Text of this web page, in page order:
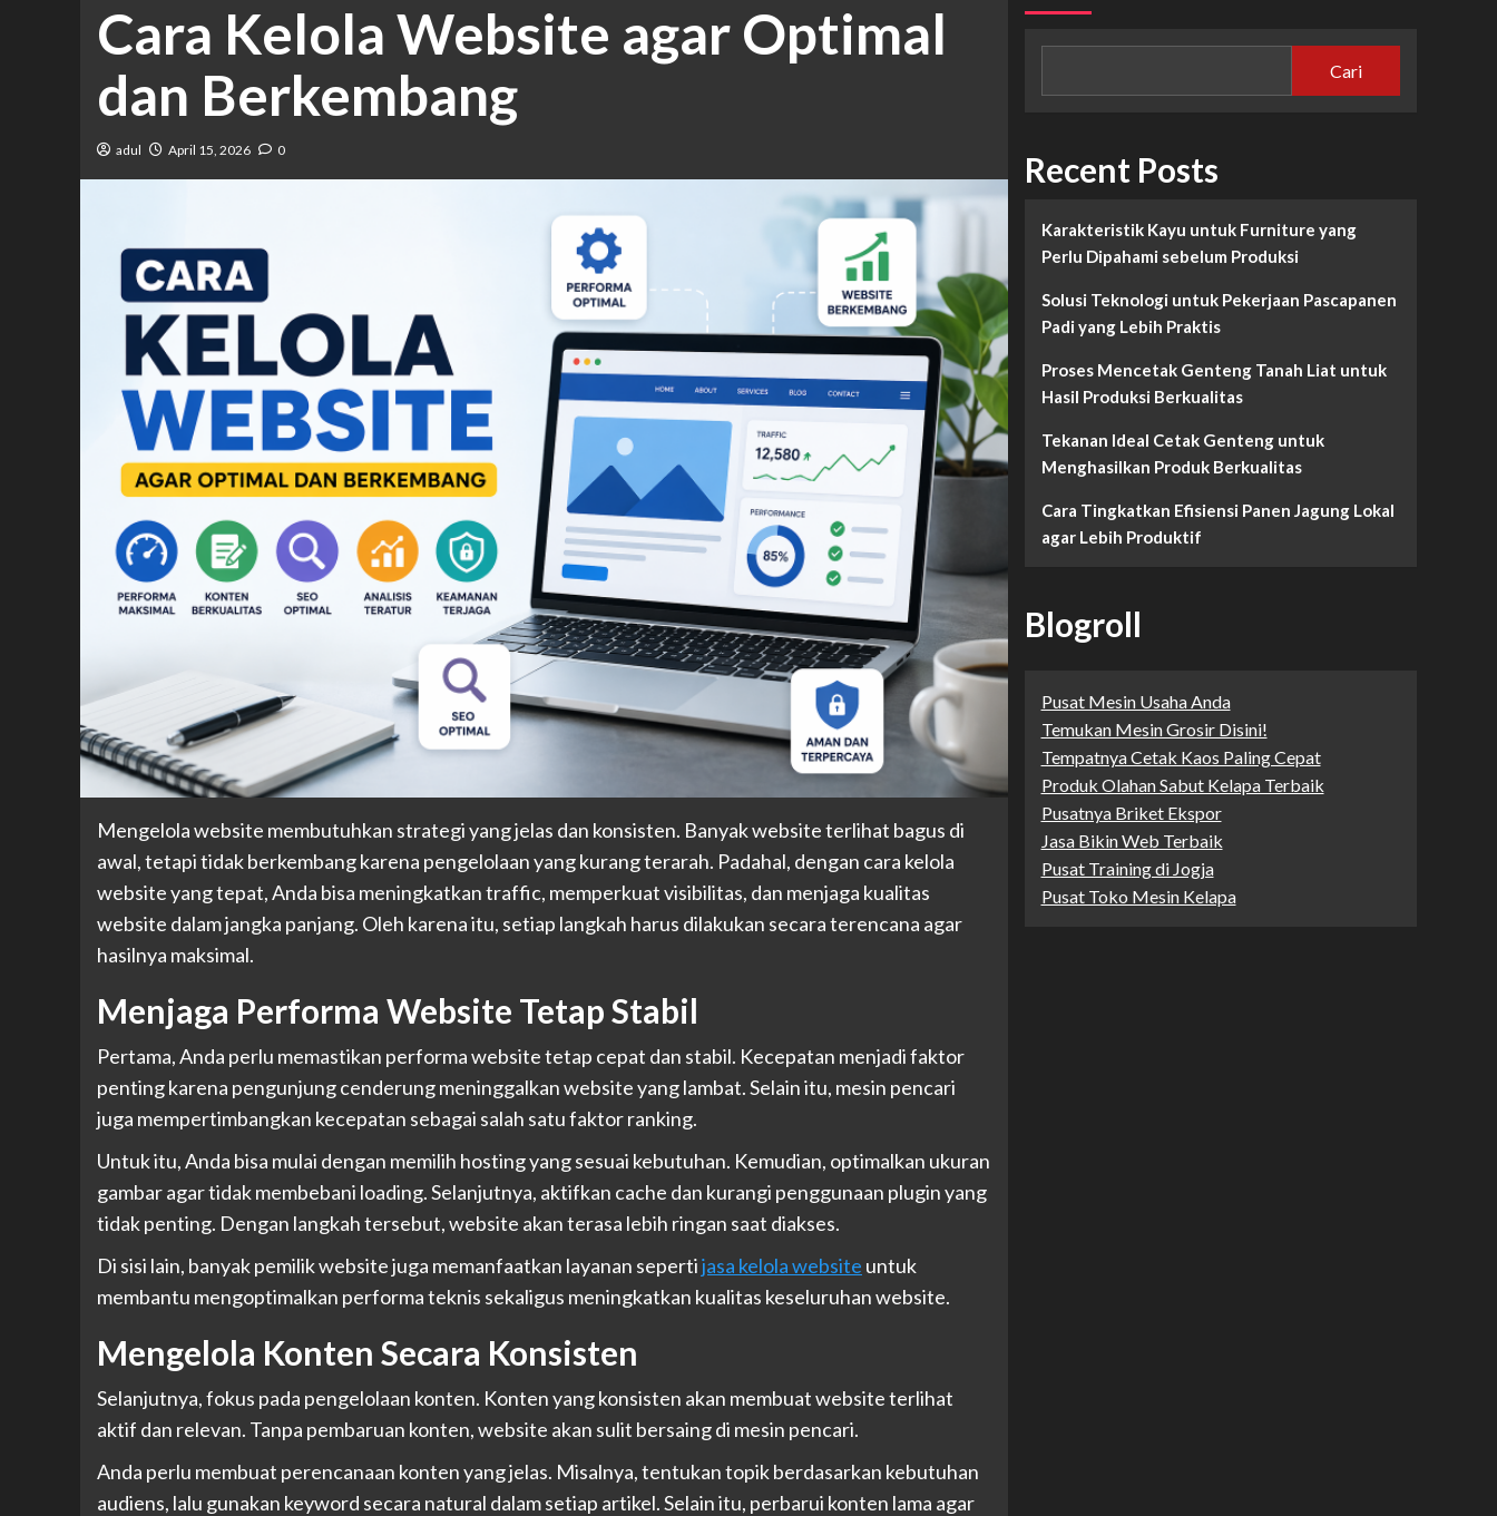
Cara Kelola Website agar Optimal
dan Berkembang
adul April 15, 2026 0
Mengelola website membutuhkan strategi yang jelas dan konsisten. Banyak website terlihat bagus di
awal, tetapi tidak berkembang karena pengelolaan yang kurang terarah. Padahal, dengan cara kelola
website yang tepat, Anda bisa meningkatkan traffic, memperkuat visibilitas, dan menjaga kualitas
website dalam jangka panjang. Oleh karena itu, setiap langkah harus dilakukan secara terencana agar
hasilnya maksimal.
Menjaga Performa Website Tetap Stabil
Pertama, Anda perlu memastikan performa website tetap cepat dan stabil. Kecepatan menjadi faktor
penting karena pengunjung cenderung meninggalkan website yang lambat. Selain itu, mesin pencari
juga mempertimbangkan kecepatan sebagai salah satu faktor ranking.
Untuk itu, Anda bisa mulai dengan memilih hosting yang sesuai kebutuhan. Kemudian, optimalkan ukuran
gambar agar tidak membebani loading. Selanjutnya, aktifkan cache dan kurangi penggunaan plugin yang
tidak penting. Dengan langkah tersebut, website akan terasa lebih ringan saat diakses.
Di sisi lain, banyak pemilik website juga memanfaatkan layanan sepertijasa kelola website untuk
membantu mengoptimalkan performa teknis sekaligus meningkatkan kualitas keseluruhan website.
Mengelola Konten Secara Konsisten
Selanjutnya, fokus pada pengelolaan konten. Konten yang konsisten akan membuat website terlihat
aktif dan relevan. Tanpa pembaruan konten, website akan sulit bersaing di mesin pencari.
Anda perlu membuat perencanaan konten yang jelas. Misalnya, tentukan topik berdasarkan kebutuhan
audiens, lalu gunakan keyword secara natural dalam setiap artikel. Selain itu, perbarui konten lama agar
Cari
Recent Posts
Karakteristik Kayu untuk Furniture yang
Perlu Dipahami sebelum Produksi
Solusi Teknologi untuk Pekerjaan Pascapanen
Padi yang Lebih Praktis
Proses Mencetak Genteng Tanah Liat untuk
Hasil Produksi Berkualitas
Tekanan Ideal Cetak Genteng untuk
Menghasilkan Produk Berkualitas
Cara Tingkatkan Efisiensi Panen Jagung Lokal
agar Lebih Produktif
Blogroll
Pusat Mesin Usaha Anda
Temukan Mesin Grosir Disini!
Tempatnya Cetak Kaos Paling Cepat
Produk Olahan Sabut Kelapa Terbaik
Pusatnya Briket Ekspor
Jasa Bikin Web Terbaik
Pusat Training di Jogja
Pusat Toko Mesin Kelapa